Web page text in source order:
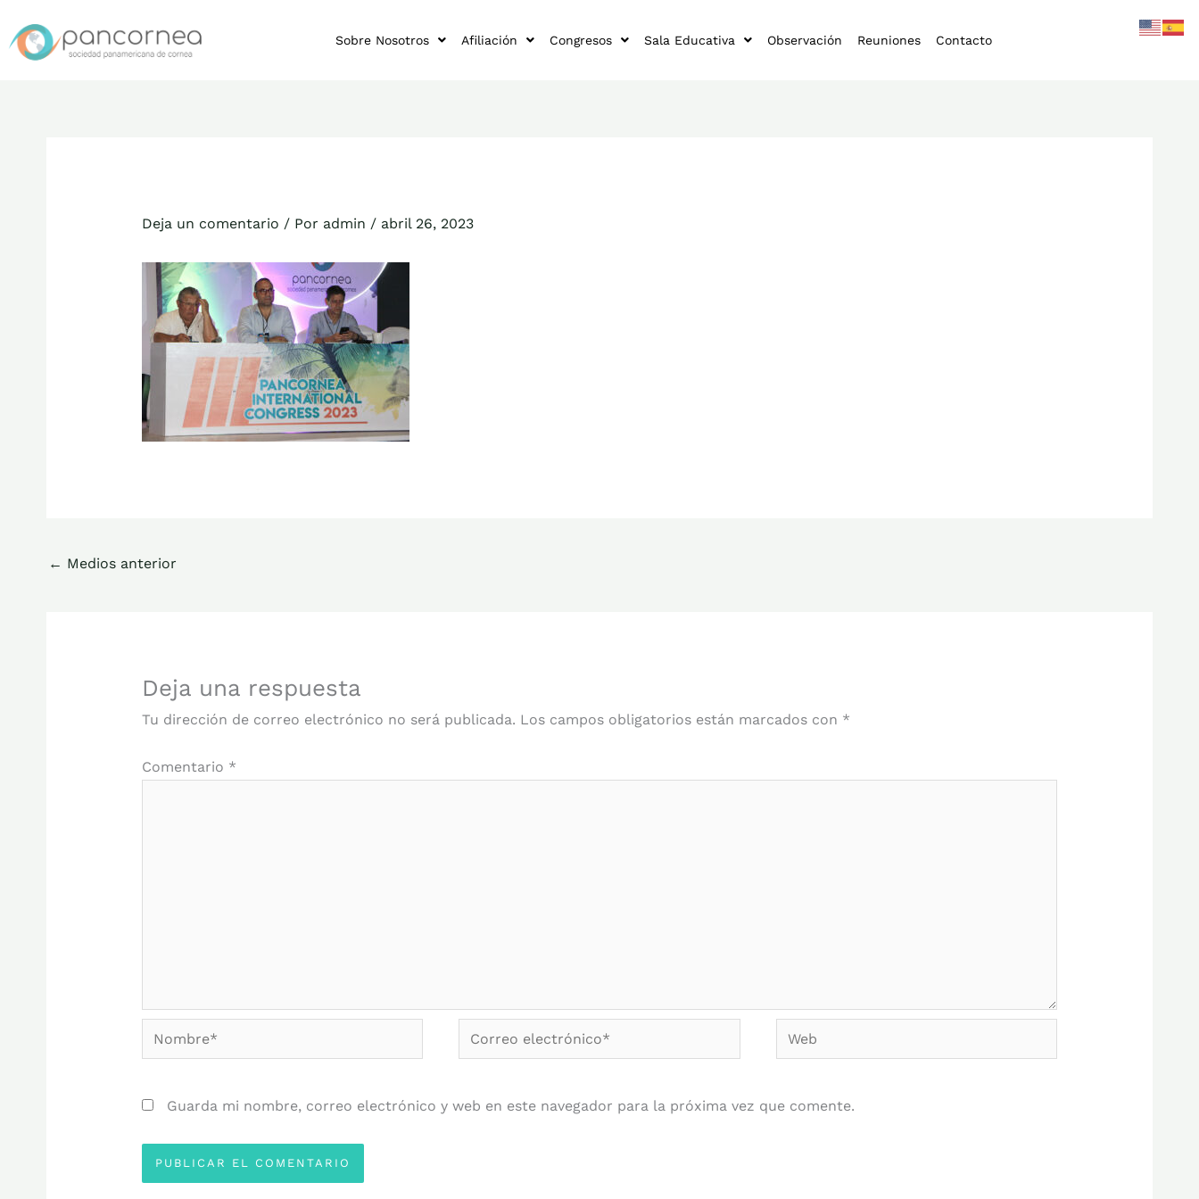
contenido
Sobre Nosotros Afiliación Congresos Sala Educativa Observación Reuniones Contacto
Deja un comentario / Por admin / abril 26, 2023
← Medios anterior
Deja una respuesta
Tu dirección de correo electrónico no será publicada. Los campos obligatorios están marcados con *
Comentario *
Nombre*
Correo
electrónico*
Web
Guarda mi nombre, correo electrónico y web en este navegador para la próxima vez que comente.